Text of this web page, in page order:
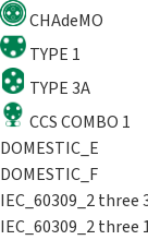
CHAdeMO
TYPE 1
TYPE 3A
CCS COMBO 1
DOMESTIC_E
DOMESTIC_F
IEC_60309_2 three
IEC_60309_2 three